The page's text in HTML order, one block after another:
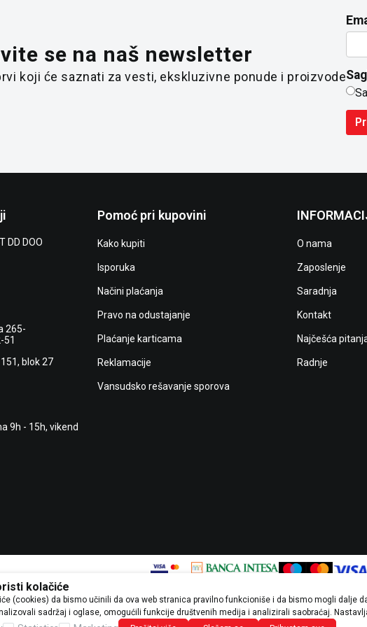
se na naš newsletter
koji će saznati za vesti, ekskluzivne ponude i proizvode
DD DOO
265-
51
blok 27
9h - 15h, vikend
Pomoć pri kupovini
Kako kupiti
Isporuka
Načini plaćanja
Pravo na odustajanje
Plaćanje karticama
Reklamacije
Vansudsko rešavanje sporova
O nama
Zaposlenje
Saradnja
Kontakt
Najčešća
Radnje
Trudimo se da budemo što precizniji u opisu proizvoda, prikazu slika i samim cenama, ali ne
grešaka. Svi artikli prikazani na sajtu su deo naše ponude i ne
kolačiće
(cookies) da bismo učinili da ova web stranica pravilno funkcioniše i da bismo mogli dalje
sadržaj i oglase, omogućili funkcije društvenih medija i analizirali saobraćaj.